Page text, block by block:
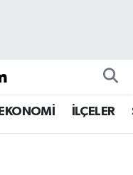
EKONOMİ İLÇELER